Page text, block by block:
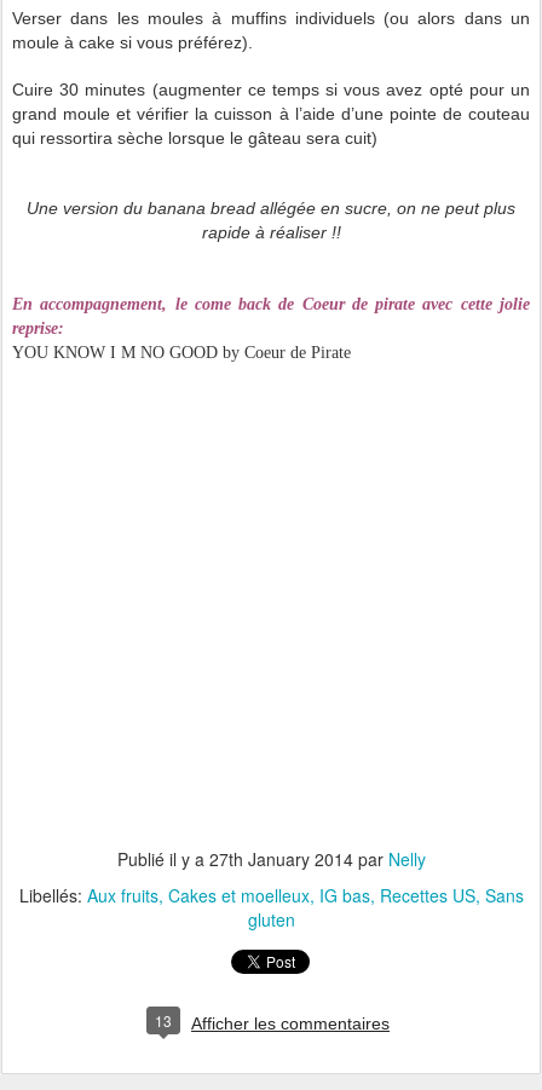
Verser dans les moules à muffins individuels (ou alors dans un
moule à cake si vous préférez).
Cuire 30 minutes (augmenter ce temps si vous avez opté pour un
grand moule et vérifier la cuisson à l’aide d’une pointe de couteau
qui ressortira sèche lorsque le gâteau sera cuit)
Une version du banana bread allégée en sucre, on ne peut plus
rapide à réaliser !!
En accompagnement, le come back de Coeur de pirate avec cette jolie
reprise:
YOU KNOW I M NO GOOD by Coeur de Pirate
Publié il y a 27th January 2014par Nelly
Libellés: Aux fruits Cakes et moelleux IG bas Recettes US Sans
gluten
13 Afficher les commentaires